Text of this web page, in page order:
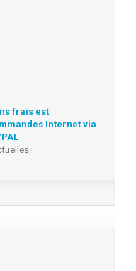
frais est
Internet via